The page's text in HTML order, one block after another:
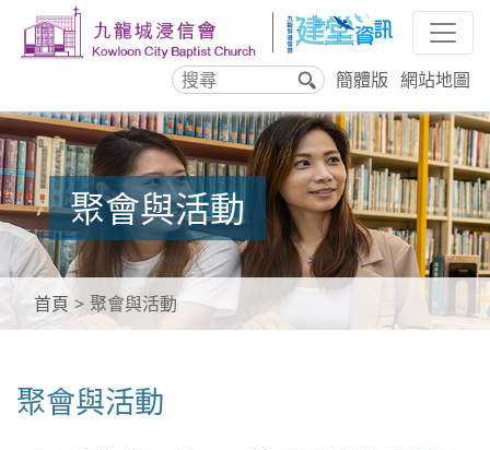
搜
尋
簡體版 網站地圖
聚會與活動
首頁 聚會與活動
聚會與活動